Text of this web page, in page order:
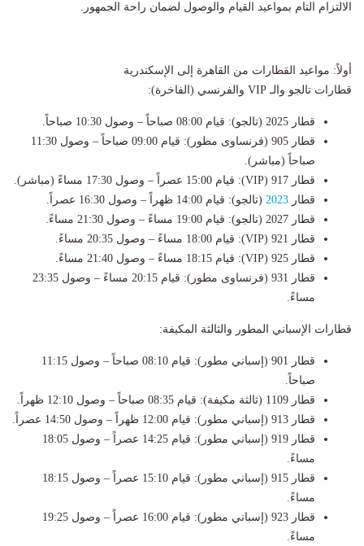
الالتزام التام بمواعيد القيام والوصول لضمان راحة الجمهور.
أولاً: مواعيد القطارات من القاهرة إلى الإسكندرية
قطارات تالجو والـ VIP والفرنسي (الفاخرة):
قطار 2025 (تالجو): قيام 08:00 صباحاً – وصول 10:30 صباحاً.
قطار 905 (فرنساوى مطور): قيام 09:00 صباحاً – وصول 11:30
صباحاً (مباشر).
قطار 917 (VIP): قيام 15:00 عصراً – وصول 17:30 مساءً (مباشر).
قطار 2023 (تالجو): قيام 14:00 ظهراً – وصول 16:30 عصراً.
قطار 2027 (تالجو): قيام 19:00 مساءً – وصول 21:30 مساءً.
قطار 921 (VIP): قيام 18:00 مساءً – وصول 20:35 مساءً.
قطار 925 (VIP): قيام 18:15 مساءً – وصول 21:40 مساءً.
قطار 931 (فرنساوى مطور): قيام 20:15 مساءً – وصول 23:35
مساءً.
قطارات الإسباني المطور والثالثة المكيفة:
قطار 901 (إسباني مطور): قيام 08:10 صباحاً – وصول 11:15
صباحاً.
قطار 1109 (ثالثة مكيفة): قيام 08:35 صباحاً – وصول 12:10 ظهراً.
قطار 913 (إسباني مطور): قيام 12:00 ظهراً – وصول 14:50 عصراً.
قطار 919 (إسباني مطور): قيام 14:25 عصراً – وصول 18:05
مساءً.
قطار 915 (إسباني مطور): قيام 15:10 عصراً – وصول 18:15
مساءً.
قطار 923 (إسباني مطور): قيام 16:00 عصراً – وصول 19:25
مساءً.